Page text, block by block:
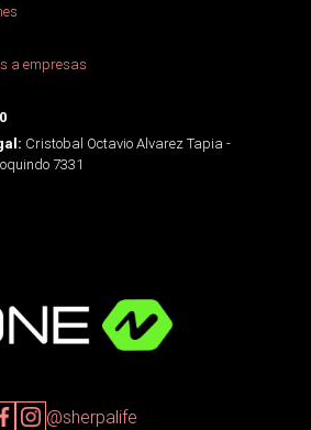
a empresas
Cristobal Octavio Alvarez Tapia -
7331
@sherpalife